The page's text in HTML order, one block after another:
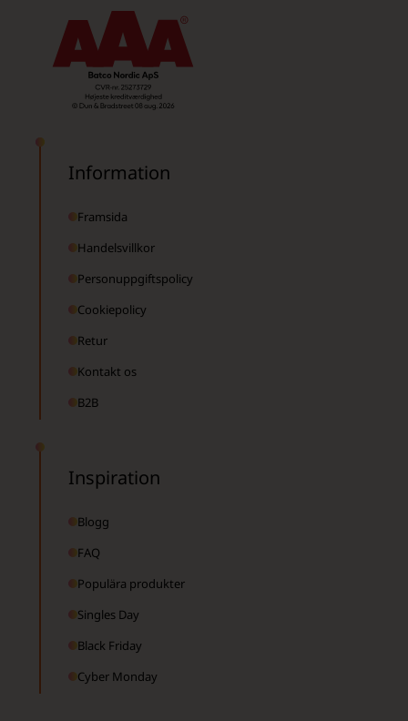
Information
Framsida
Handelsvillkor
Personuppgiftspolicy
Cookiepolicy
Retur
Kontakt os
B2B
Inspiration
Blogg
FAQ
Populära produkter
Singles Day
Black Friday
Cyber Monday